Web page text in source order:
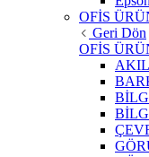
OFİS
Geri Dön
OFİS